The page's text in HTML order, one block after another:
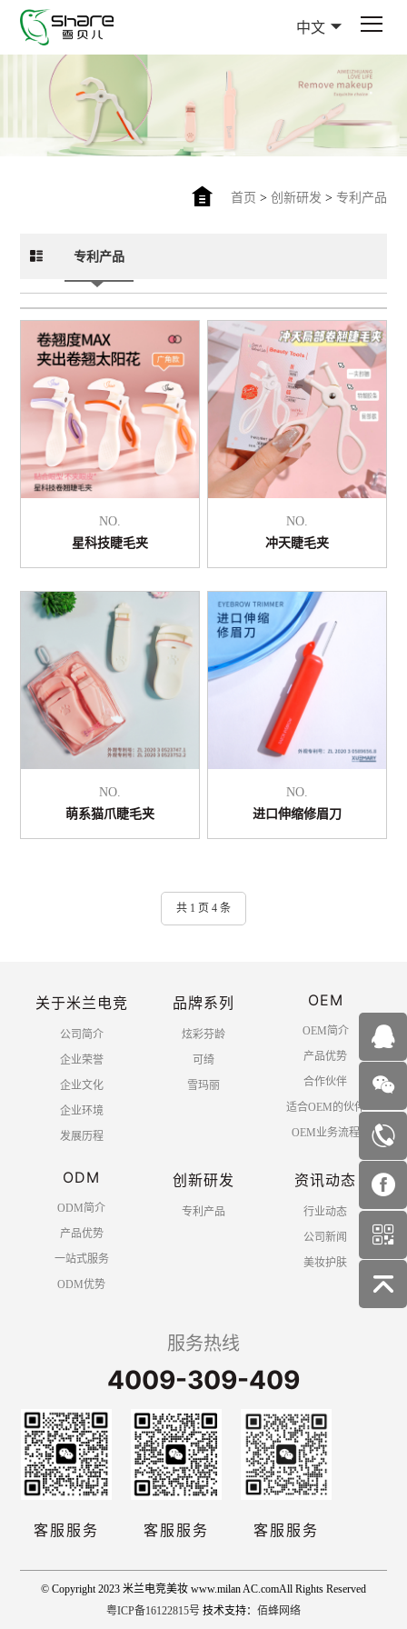
中文
首页 > 创新研发 > 专利产品
专利产品
NO.
星科技睫毛夹
NO.
冲天睫毛夹
NO.
萌系猫爪睫毛夹
NO.
进口伸缩修眉刀
共 1 页 4 条
关于米兰电竞
公司简介
企业荣誉
企业文化
企业环境
发展历程
品牌系列
炫彩芬龄
可绮
雪玛丽
OEM
OEM简介
产品优势
合作伙伴
适合OEM的伙伴
OEM业务流程
ODM
ODM简介
产品优势
一站式服务
ODM优势
创新研发
专利产品
资讯动态
行业动态
公司新闻
美妆护肤
服务热线
4009-309-409
客服服务 客服服务 客服服务
© Copyright 2023 米兰电竞美妆 www.milan AC.comAll Rights Reserved
粤ICP备16122815号 技术支持： 佰蜂网络